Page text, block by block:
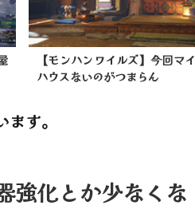
今日の夕方はおろちんゆー（偽
さんのミラ部屋であそんでま...
す。
強化とか少なくな